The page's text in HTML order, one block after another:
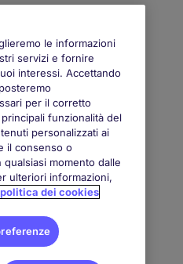
le informazioni
servizi e fornire
interessi. Accettando
per il corretto
funzionalità del
personalizzati ai
il consenso o
momento dalle
ulteriori informazioni,
politica dei cookies